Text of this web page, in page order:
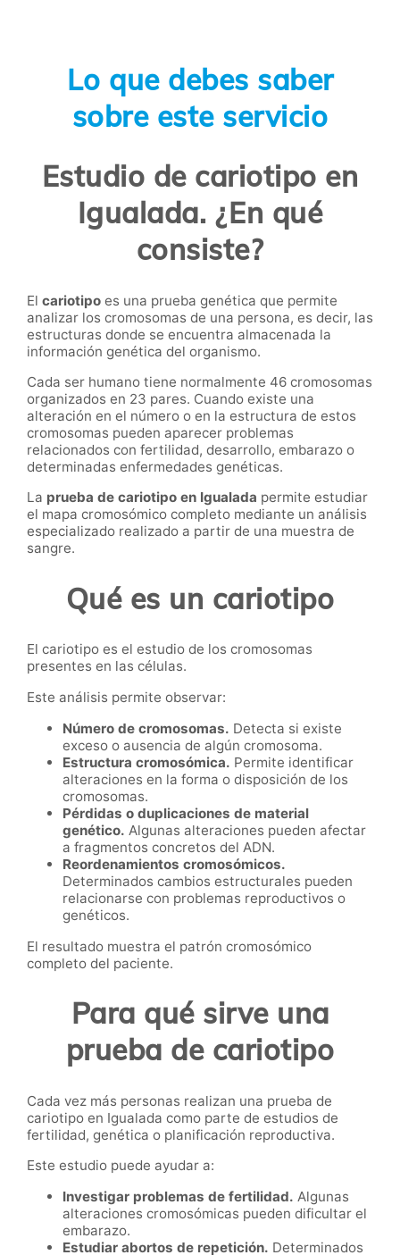
Lo que debes saber
sobre este servicio
Estudio de cariotipo en
Igualada. ¿En qué
consiste?
El cariotipo es una prueba genética que permite
analizar los cromosomas de una persona, es decir, las
estructuras donde se encuentra almacenada la
información genética del organismo.
Cada ser humano tiene normalmente 46 cromosomas
organizados en 23 pares. Cuando existe una
alteración en el número o en la estructura de estos
cromosomas pueden aparecer problemas
relacionados con fertilidad, desarrollo, embarazo o
determinadas enfermedades genéticas.
La prueba de cariotipo en Igualada permite estudiar
el mapa cromosómico completo mediante un análisis
especializado realizado a partir de una muestra de
sangre.
Qué es un cariotipo
El cariotipo es el estudio de los cromosomas
presentes en las células.
Este análisis permite observar:
Número de cromosomas. Detecta si existe
exceso o ausencia de algún cromosoma.
Estructura cromosómica. Permite identificar
alteraciones en la forma o disposición de los
cromosomas.
Pérdidas o duplicaciones de material
genético. Algunas alteraciones pueden afectar
a fragmentos concretos del ADN.
Reordenamientos cromosómicos.
Determinados cambios estructurales pueden
relacionarse con problemas reproductivos o
genéticos.
El resultado muestra el patrón cromosómico
completo del paciente.
Para qué sirve una
prueba de cariotipo
Cada vez más personas realizan una prueba de
cariotipo en Igualada como parte de estudios de
fertilidad, genética o planificación reproductiva.
Este estudio puede ayudar a:
Investigar problemas de fertilidad. Algunas
alteraciones cromosómicas pueden dificultar el
embarazo.
Estudiar abortos de repetición. Determinados